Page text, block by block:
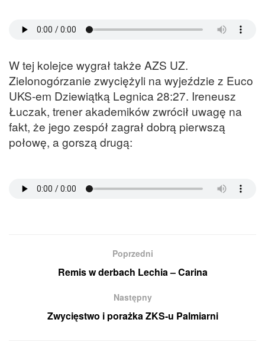
W tej kolejce wygrał także AZS UZ.
Zielonogórzanie zwyciężyli na wyjeździe z Euco
UKS-em Dziewiątką Legnica 28:27. Ireneusz
Łuczak, trener akademików zwrócił uwagę na
fakt, że jego zespół zagrał dobrą pierwszą
połowę, a gorszą drugą:
Poprzedni
Remis w derbach Lechia – Carina
Następny
Zwycięstwo i porażka ZKS-u Palmiarni